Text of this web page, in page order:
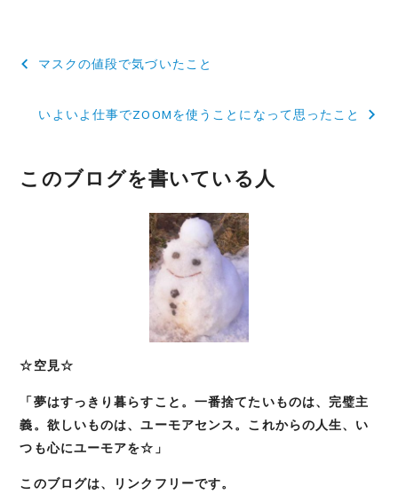
投
ゲ
マスクの値段で気づいたこと
いよいよ仕事でZOOMを使うことになって思ったこと
このブログを書いている人
☆空見☆
「夢はすっきり暮らすこと。一番捨てたいものは、完璧主
義。欲しいものは、ユーモアセンス。これからの人生、い
つも心にユーモアを☆」
このブログは、リンクフリーです。